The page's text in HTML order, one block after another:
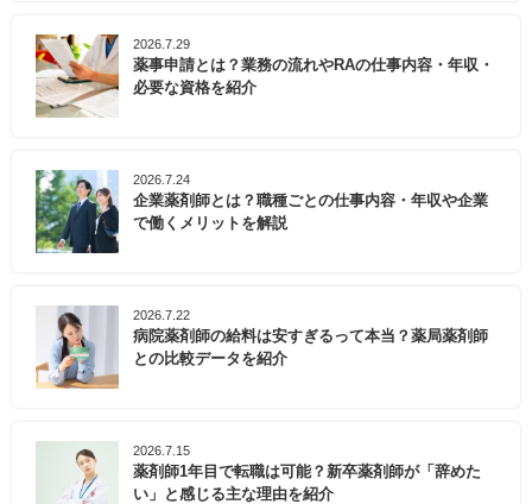
2026.7.29
薬事申請とは？業務の流れやRAの仕事内容・年収・
必要な資格を紹介
2026.7.24
企業薬剤師とは？職種ごとの仕事内容・年収や企業
で働くメリットを解説
2026.7.22
病院薬剤師の給料は安すぎるって本当？薬局薬剤師
との比較データを紹介
2026.7.15
薬剤師1年目で転職は可能？新卒薬剤師が「辞めた
い」と感じる主な理由を紹介